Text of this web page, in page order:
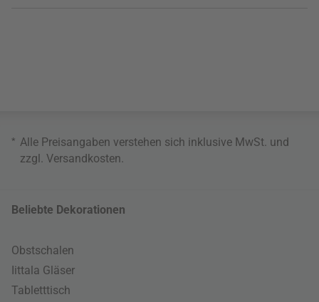
* Alle Preisangaben verstehen sich inklusive MwSt. und
zzgl. Versandkosten
Beliebte Dekorationen
Obstschalen
Iittala Gläser
Tabletttisch